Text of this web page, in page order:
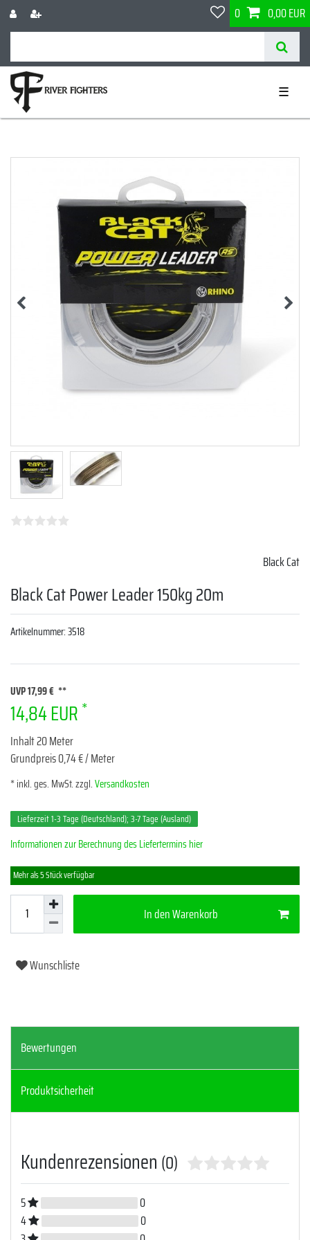
0 0,00 EUR
☰
Black Cat
Black Cat Power Leader 150kg 20m
Artikelnummer:3518
UVP 17,99 €
14,84 EUR *
Inhalt20Meter
Grundpreis0,74 € / Meter
* inkl. ges. MwSt. zzgl.Versandkosten
Lieferzeit 1-3 Tage (Deutschland); 3-7 Tage (Ausland)
Informationen zur Berechnung des Liefertermins hier
Mehr als 5 Stück verfügbar
In den Warenkorb
Wunschliste
Bewertungen
Produktsicherheit
Kundenrezensionen (0)
5
0
4
0